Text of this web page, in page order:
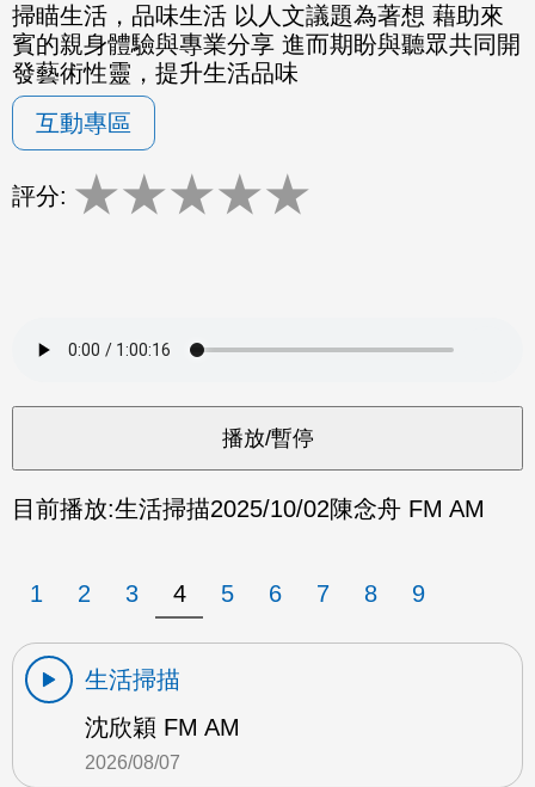
掃瞄生活，品味生活 以人文議題為著想 藉助來
賓的親身體驗與專業分享 進而期盼與聽眾共同開
發藝術性靈，提升生活品味
互動專區
評分: ★★★★★
目前播放:生活掃描2025/10/02陳念舟 FM AM
1 2 3 4 5 6 7 8 9
生活掃描
沈欣穎 FM AM
2026/08/07